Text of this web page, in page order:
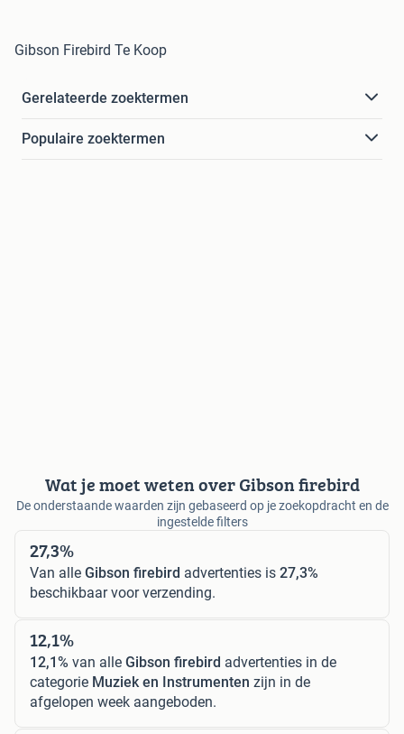
Gibson Firebird Te Koop
Gerelateerde zoektermen
Populaire zoektermen
Wat je moet weten over Gibson firebird
De onderstaande waarden zijn gebaseerd op je zoekopdracht en de
ingestelde filters
27,3%
Van alle Gibson firebird advertenties is 27,3%
beschikbaar voor verzending.
12,1%
12,1% van alle Gibson firebird advertenties in de
categorie Muziek en Instrumenten zijn in de
afgelopen week aangeboden.